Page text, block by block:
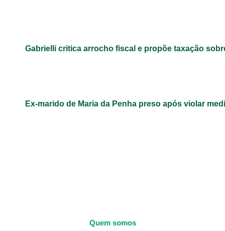
Gabrielli critica arrocho fiscal e propõe taxação
Ex-marido de Maria da Penha preso após violar
Quem somos